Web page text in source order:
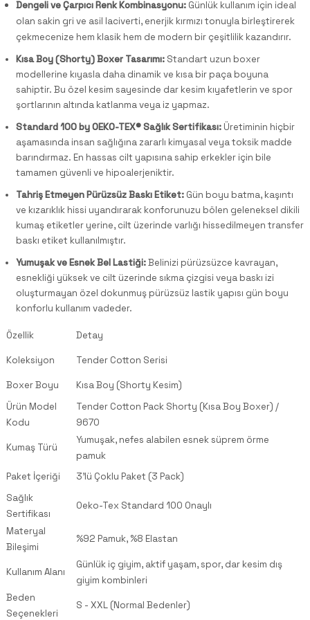
Dengeli ve Çarpıcı Renk Kombinasyonu: Günlük kullanım için ideal
olan sakin gri ve asil laciverti, enerjik kırmızı tonuyla birleştirerek
çekmecenize hem klasik hem de modern bir çeşitlilik kazandırır.
Kısa Boy (Shorty) Boxer Tasarımı: Standart uzun boxer
modellerine kıyasla daha dinamik ve kısa bir paça boyuna
sahiptir. Bu özel kesim sayesinde dar kesim kıyafetlerin ve spor
şortlarının altında katlanma veya iz yapmaz.
Standard 100 by OEKO-TEX® Sağlık Sertifikası: Üretiminin hiçbir
aşamasında insan sağlığına zararlı kimyasal veya toksik madde
barındırmaz. En hassas cilt yapısına sahip erkekler için bile
tamamen güvenli ve hipoalerjeniktir.
Tahriş Etmeyen Pürüzsüz Baskı Etiket: Gün boyu batma, kaşıntı
ve kızarıklık hissi uyandırarak konforunuzu bölen geleneksel dikili
kumaş etiketler yerine, cilt üzerinde varlığı hissedilmeyen transfer
baskı etiket kullanılmıştır.
Yumuşak ve Esnek Bel Lastiği:Belinizi pürüzsüzce kavrayan,
esnekliği yüksek ve cilt üzerinde sıkma çizgisi veya baskı izi
oluşturmayan özel dokunmuş pürüzsüz lastik yapısı gün boyu
konforlu kullanım vadeder.
Özellik Detay
Koleksiyon Tender Cotton Serisi
Boxer Boyu
Kısa Boy (Shorty Kesim)
Ürün Model
Kodu
Tender Cotton Pack Shorty (Kısa Boy Boxer) /
9670
Kumaş Türü
Yumuşak, nefes alabilen esnek süprem örme
pamuk
Paket İçeriği
3'lü Çoklu Paket (3 Pack)
Sağlık
Sertifikası
Oeko-Tex Standard 100 Onaylı
Materyal
Bileşimi
%92 Pamuk, %8 Elastan
Kullanım Alanı
Günlük iç giyim, aktif yaşam, spor, dar kesim dış
giyim kombinleri
Beden
Seçenekleri
S - XXL (Normal Bedenler)